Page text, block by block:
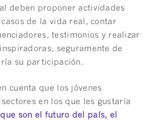
deben proponer actividades
de la vida real, contar
testimonios y realizar
seguramente de
su participación.
cuenta que los jóvenes
en los que les gustaría
son el futuro del país, el